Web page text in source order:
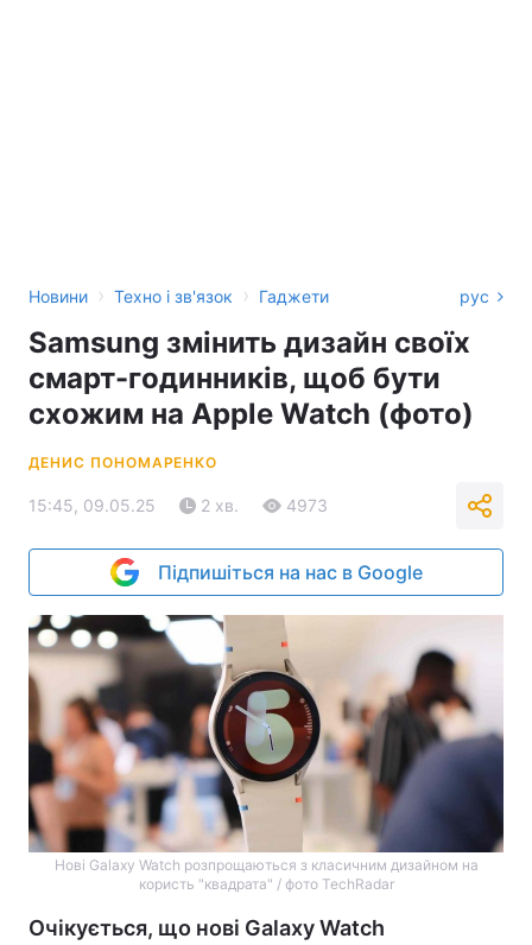
Новини › Техно і зв'язок › Гаджети рус
Samsung змінить дизайн своїх
смарт-годинників, щоб бути
схожим на Apple Watch (фото)
ДЕНИС ПОНОМАРЕНКО
15:45, 09.05.25 2 хв. 4973
Підпишіться на нас в Google
Нові Galaxy Watch розпрощаються з класичним дизайном на
користь "квадрата" / фото TechRadar
Очікується, що нові Galaxy Watch